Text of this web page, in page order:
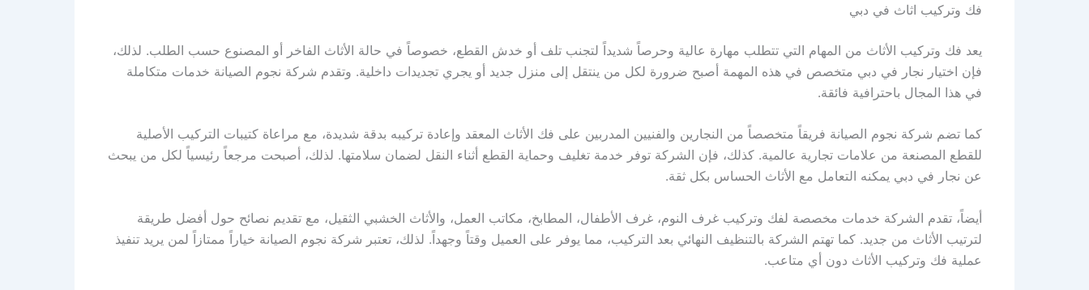
فك وتركيب اثاث في دبي
يعد فك وتركيب الأثاث من المهام التي تتطلب مهارة عالية وحرصاً شديداً لتجنب تلف أو خدش القطع، خصوصاً في حالة الأثاث الفاخر أو المصنوع حسب الطلب. لذلك،
فإن اختيار نجار في دبي متخصص في هذه المهمة أصبح ضرورة لكل من ينتقل إلى منزل جديد أو يجري تجديدات داخلية. وتقدم شركة نجوم الصيانة خدمات متكاملة
في هذا المجال باحترافية فائقة.
كما تضم شركة نجوم الصيانة فريقاً متخصصاً من النجارين والفنيين المدربين على فك الأثاث المعقد وإعادة تركيبه بدقة شديدة، مع مراعاة كتيبات التركيب الأصلية
للقطع المصنعة من علامات تجارية عالمية. كذلك، فإن الشركة توفر خدمة تغليف وحماية القطع أثناء النقل لضمان سلامتها. لذلك، أصبحت مرجعاً رئيسياً لكل من يبحث
عن نجار في دبي يمكنه التعامل مع الأثاث الحساس بكل ثقة.
أيضاً، تقدم الشركة خدمات مخصصة لفك وتركيب غرف النوم، غرف الأطفال، المطابخ، مكاتب العمل، والأثاث الخشبي الثقيل، مع تقديم نصائح حول أفضل طريقة
لترتيب الأثاث من جديد. كما تهتم الشركة بالتنظيف النهائي بعد التركيب، مما يوفر على العميل وقتاً وجهداً. لذلك، تعتبر شركة نجوم الصيانة خياراً ممتازاً لمن يريد تنفيذ
عملية فك وتركيب الأثاث دون أي متاعب.